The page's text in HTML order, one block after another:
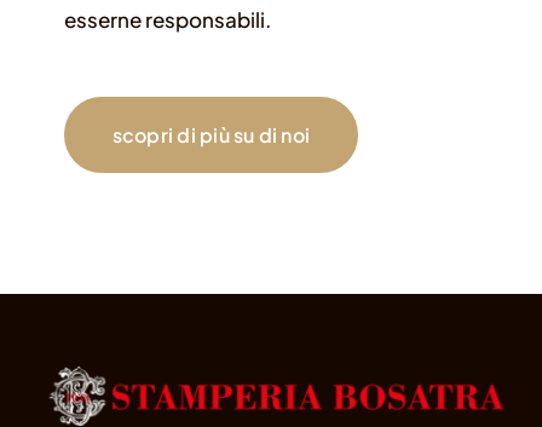
esserne responsabili.
scopri di più su di noi